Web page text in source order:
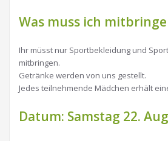
Was muss ich
Ihr müsst nur Sportbekleidung und
mitbringen.
Getränke werden von uns gestellt.
Jedes teilnehmende Mädchen erhält
Datum: Samstag 22.